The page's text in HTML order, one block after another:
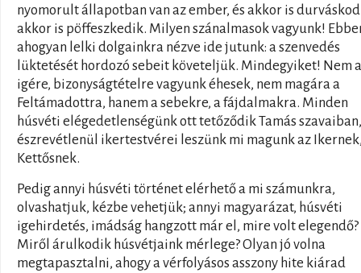
nyomorult állapotban van az ember, és akkor is
akkor is pöffeszkedik. Milyen szánalmasok vagyunk!
ahogyan lelki dolgainkra nézve ide jutunk: a szenvedés
lüktetését hordozó sebeit követeljük. Mindegyiket! Nem
igére, bizonyságtételre vagyunk éhesek, nem magára a
Feltámadottra, hanem a sebekre, a fájdalmakra. Minden
húsvéti elégedetlenségünk ott tetőződik Tamás szavaiban,
észrevétlenül ikertestvérei leszünk mi magunk az
Kettősnek.
Pedig annyi húsvéti történet elérhető a mi számunkra,
olvashatjuk, kézbe vehetjük; annyi magyarázat, húsvéti
igehirdetés, imádság hangzott már el, mire volt elegendő?
Miről árulkodik húsvétjaink mérlege? Olyan jó volna
megtapasztalni, ahogy a vérfolyásos asszony hite kiárad